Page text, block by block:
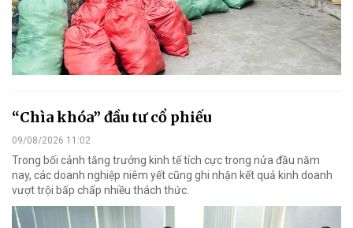
“Chìa khóa” đầu tư cổ phiếu
09/08/2026 11:02
Trong bối cảnh tăng trưởng kinh tế tích cực trong nửa đầu năm
nay, các doanh nghiệp niêm yết cũng ghi nhận kết quả kinh doanh
vượt trội bấp chấp nhiều thách thức.